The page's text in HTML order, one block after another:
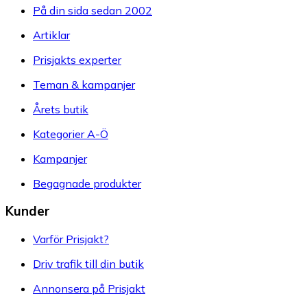
På din sida sedan 2002
Artiklar
Prisjakts experter
Teman & kampanjer
Årets butik
Kategorier A-Ö
Kampanjer
Begagnade produkter
Kunder
Varför Prisjakt?
Driv trafik till din butik
Annonsera på Prisjakt